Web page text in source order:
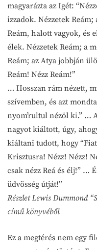
magyarázta az Igét:
izzadok. Nézzetek
Reám, halott vagyok, és
élek. Nézzetek Reám; a
Reám; az Atya jobbján
Reám! Nézz Reám!”
… Hosszan rám nézett,
szívemben, és azt
nyom’rultul nézöl ki.” …
nagyot kiáltott, úgy,
kiáltani tudott, hogy
Krisztusra! Nézz! Nézz!
csak nézz Reá és élj!” …
üdvösség útját!”
Részlet Lewis Dummond
című könyvéből
Ez a megtérés nem egy